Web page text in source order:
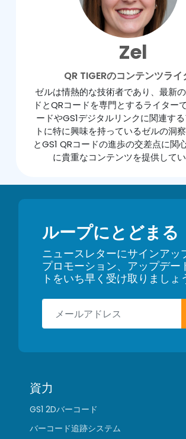
Zel
QR TIGERのコンテンツライ
ゼルは情熱的な技術者であり、最新
ドとQRコードを専門とするライター
ードやGS1デジタルリンクに関連す
トに特に興味を持っているゼルの洞
とGS1 QRコードの進歩の交差点に関
に貴重なコンテンツを提供してい
ループにとどまる
ニュースレターにサインアッ
プロモーション、アップデー
トをいち早く受け取りましょ
資力
GS1 2Dバーコード
バーコード追跡システム